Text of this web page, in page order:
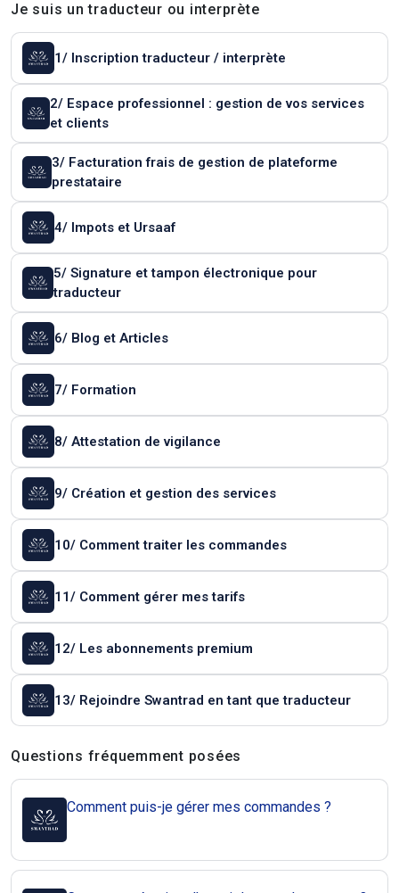
Je suis un traducteur ou interprète
1/ Inscription traducteur / interprète
2/ Espace professionnel : gestion de vos services
et clients
3/ Facturation frais de gestion de plateforme
prestataire
4/ Impots et Ursaaf
5/ Signature et tampon électronique pour
traducteur
6/ Blog et Articles
7/ Formation
8/ Attestation de vigilance
9/ Création et gestion des services
10/ Comment traiter les commandes
11/ Comment gérer mes tarifs
12/ Les abonnements premium
13/ Rejoindre Swantrad en tant que traducteur
Questions et réponses
Questions fréquemment posées
Comment puis-je gérer mes commandes ?